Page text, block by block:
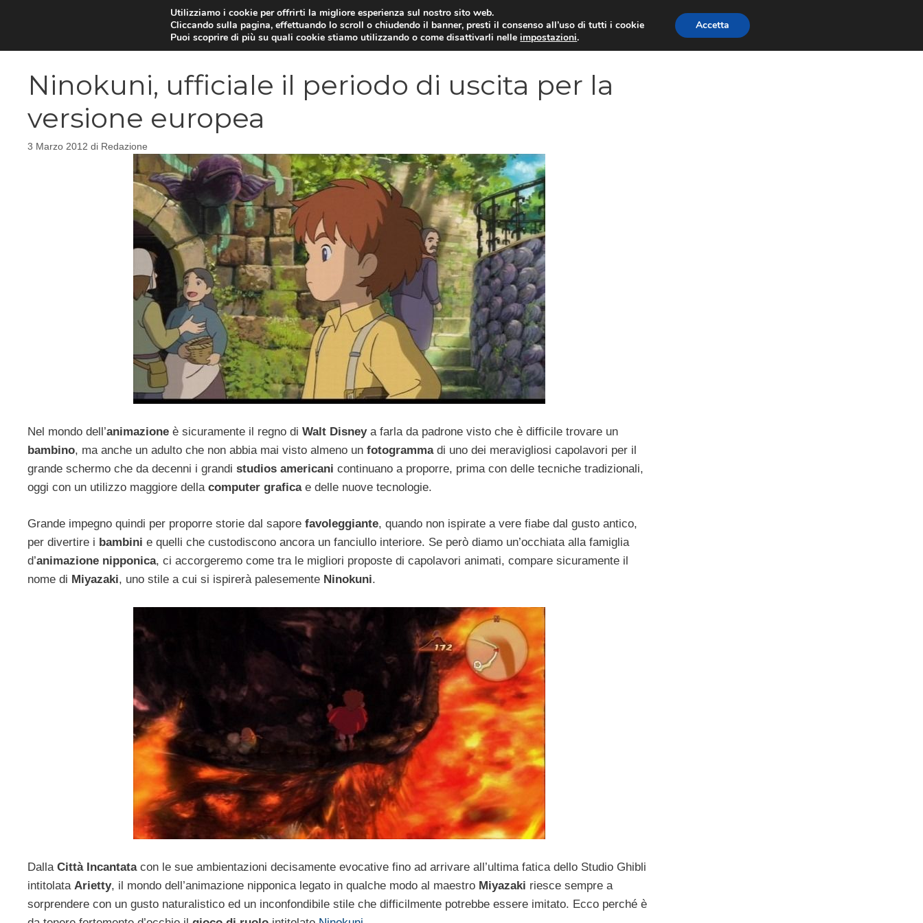
VIDEOGIOCHI NEWS RECENSIONI TRAILER GIOCHI
Ninokuni, ufficiale il periodo di uscita per la
versione europea
3 Marzo 2012 di Redazione
Nel mondo dell’animazione è sicuramente il regno di Walt Disney a farla da padrone visto che è difficile trovare un
bambino, ma anche un adulto che non abbia mai visto almeno un fotogramma di uno dei meravigliosi capolavori per il
grande schermo che da decenni i grandi studios americani continuano a proporre, prima con delle tecniche tradizionali,
oggi con un utilizzo maggiore della computer graficae delle nuove tecnologie.
Grande impegno quindi per proporre storie dal sapore favoleggiante, quando non ispirate a vere fiabe dal gusto antico,
per divertire i bambini e quelli che custodiscono ancora un fanciullo interiore. Se però diamo un’occhiata alla famiglia
d’animazione nipponica, ci accorgeremo come tra le migliori proposte di capolavori animati, compare sicuramente il
nome di Miyazaki, uno stile a cui si ispirerà palesemente Ninokuni.
Dalla Città Incantata con le sue ambientazioni decisamente evocative fino ad arrivare all’ultima fatica dello Studio Ghibli
intitolata Arietty, il mondo dell’animazione nipponica legato in qualche modo al maestro Miyazaki riesce sempre a
sorprendere con un gusto naturalistico ed un inconfondibile stile che difficilmente potrebbe essere imitato. Ecco perché è
Utilizziamo i cookie per offrirti la migliore esperienza sul nostro sito web.
Cliccando sulla pagina, effettuando lo scroll o chiudendo il banner, presti il consenso all’uso di tutti i cookie
Puoi scoprire di più su quali cookie stiamo utilizzando o come disattivarli nelleimpostazioni.
Accetta